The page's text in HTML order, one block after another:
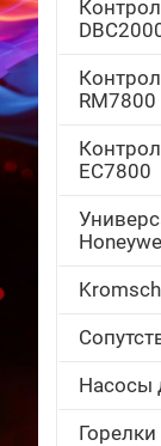
RM7800
EC7800
Honeywell
Насосы
Горелки